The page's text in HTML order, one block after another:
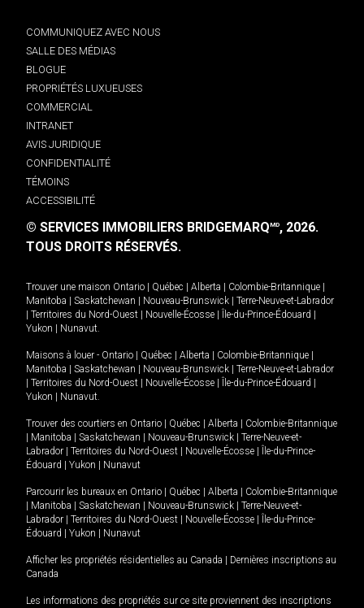
COMMUNIQUEZ AVEC NOUS
SALLE DES MÉDIAS
BLOGUE
PROPRIÉTÉS LUXUEUSES
COMMERCIAL
INTRANET
AVIS JURIDIQUE
CONFIDENTIALITÉ
TÉMOINS
ACCESSIBILITÉ
© SERVICES IMMOBILIERS BRIDGEMARQMD, 2026.
TOUS DROITS RÉSERVÉS.
Trouver une maison Ontario Québec Alberta Colombie-Britannique
Manitoba
Saskatchewan Nouveau-Brunswick
Terre-Neuve-et-Labrador
Territoires du Nord-Ouest Nouvelle-Écosse Île-du-Prince-Édouard
Yukon
Nunavut.
Maisons à louer - Ontario Québec Alberta Colombie-Britannique
Manitoba
Saskatchewan Nouveau-Brunswick
Terre-Neuve-et-Labrador
Territoires du Nord-Ouest Nouvelle-Écosse Île-du-Prince-Édouard
Yukon
Nunavut.
Trouver des courtiers en Ontario Québec Alberta
Colombie-Britannique
Manitoba Saskatchewan Nouveau-Brunswick
Terre-Neuve-et-
Labrador
Territoires du Nord-Ouest Nouvelle-Écosse
Île-du-Prince-
Édouard
Yukon Nunavut
Parcourir les bureaux en Ontario Québec Alberta
Colombie-Britannique
Manitoba Saskatchewan Nouveau-Brunswick
Terre-Neuve-et-
Labrador
Territoires du Nord-Ouest Nouvelle-Écosse
Île-du-Prince-
Édouard
Yukon Nunavut
Afficher les propriétés résidentielles au Canada
Dernières inscriptions au
Canada
Les informations des propriétés sur ce site proviennent des inscriptions